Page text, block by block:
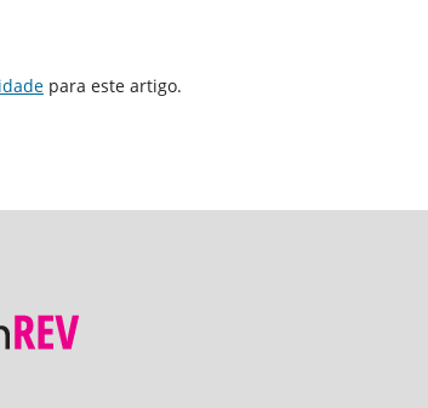
para este artigo.